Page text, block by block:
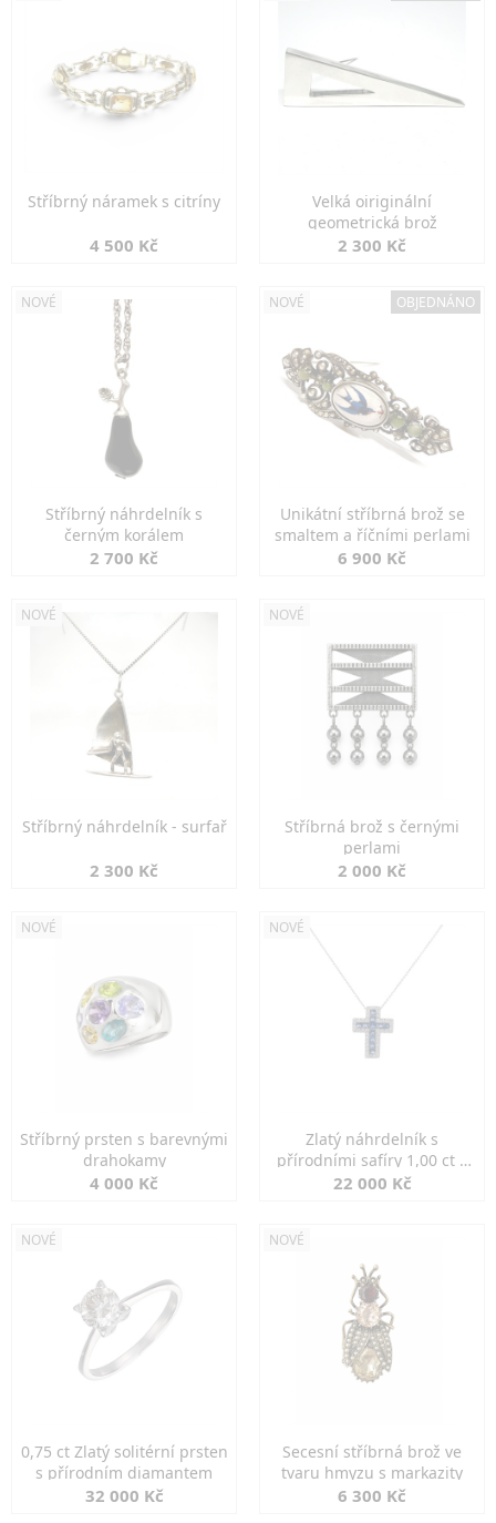
Stříbrný náramek s citríny
4 500 Kč
Velká oiriginální
geometrická brož
2 300 Kč
NOVÉ
Stříbrný náhrdelník s
černým korálem
2 700 Kč
NOVÉ OBJEDNÁNO
Unikátní stříbrná brož se
smaltem a říčními perlami
6 900 Kč
NOVÉ
Stříbrný náhrdelník - surfař
2 300 Kč
NOVÉ
Stříbrná brož s černými
perlami
2 000 Kč
NOVÉ
Stříbrný prsten s barevnými
drahokamy
4 000 Kč
NOVÉ
Zlatý náhrdelník s
přírodními safíry 1,00 ct a
diamanty
22 000 Kč
NOVÉ
0,75 ct Zlatý solitérní prsten
s přírodním diamantem
32 000 Kč
NOVÉ
Secesní stříbrná brož ve
tvaru hmyzu s markazity
6 300 Kč